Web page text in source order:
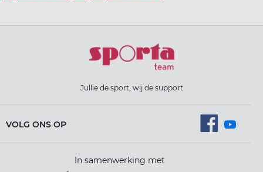
Jullie de sport, wij de support
VOLG ONS OP
In samenwerking met